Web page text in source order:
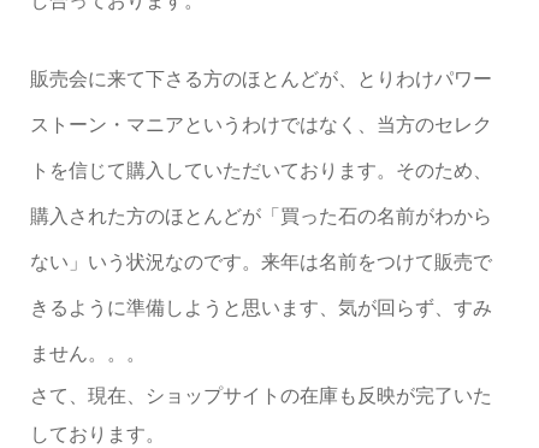
販売会に来て下さる方のほとんどが、とりわけパワー
ストーン・マニアというわけではなく、当方のセレク
トを信じて購入していただいております。そのため、
購入された方のほとんどが「買った石の名前がわから
ない」いう状況なのです。来年は名前をつけて販売で
きるように準備しようと思います、気が回らず、すみ
ません。。。
さて、現在、ショップサイトの在庫も反映が完了いた
しております。